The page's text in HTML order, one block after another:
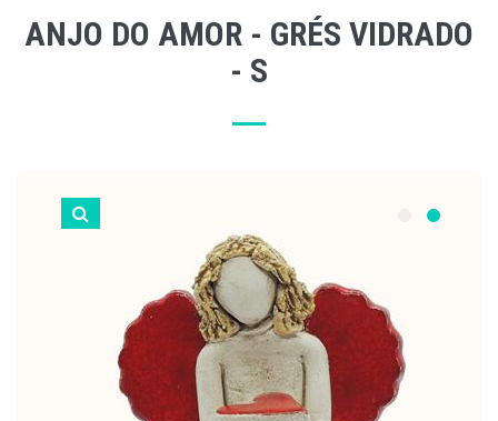
ANJO DO AMOR - GRÉS VIDRADO
- S